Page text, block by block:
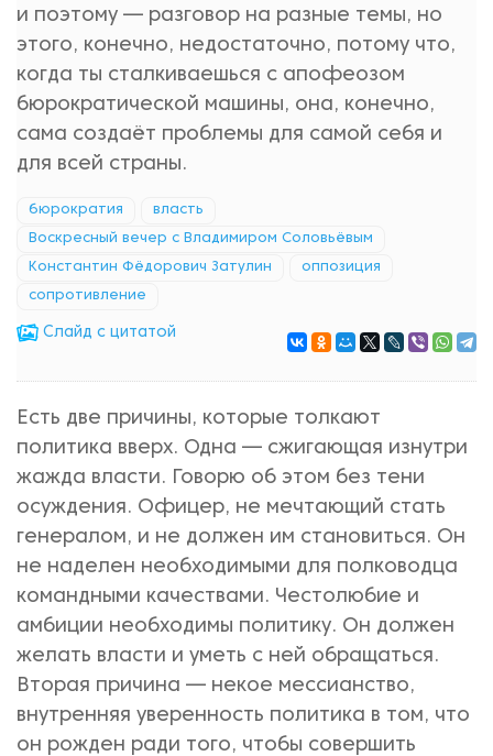
и поэтому — разговор на разные темы, но
этого, конечно, недостаточно, потому что,
когда ты сталкиваешься с апофеозом
бюрократической машины, она, конечно,
сама создаёт проблемы для самой себя и
для всей страны.
бюрократия власть
Воскресный вечер с Владимиром Соловьёвым
Константин Фёдорович Затулин оппозиция
сопротивление
Cлайд с цитатой
Есть две причины, которые толкают
политика вверх. Одна — сжигающая изнутри
жажда власти. Говорю об этом без тени
осуждения. Офицер, не мечтающий стать
генералом, и не должен им становиться. Он
не наделен необходимыми для полководца
командными качествами. Честолюбие и
амбиции необходимы политику. Он должен
желать власти и уметь с ней обращаться.
Вторая причина — некое мессианство,
внутренняя уверенность политика в том, что
он рожден ради того, чтобы совершить